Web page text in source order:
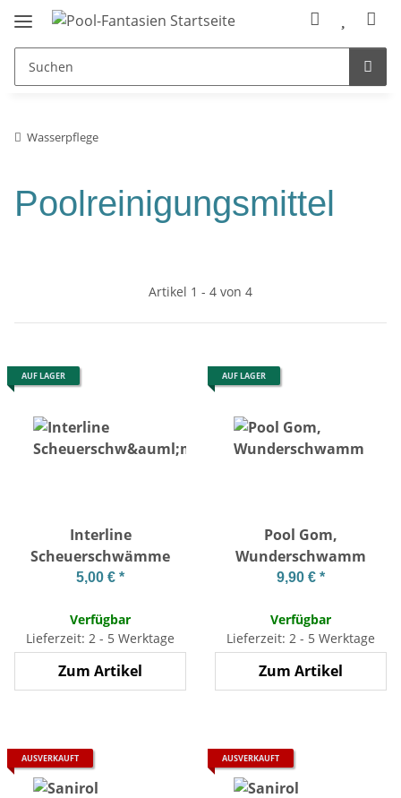
Wasserpflege
Poolreinigungsmittel
Artikel 1 - 4 von 4
AUF LAGER
Interline
Scheuerschwämme
5,00 € *
Verfügbar
Lieferzeit: 2 - 5 Werktage
Zum Artikel
AUF LAGER
Pool Gom,
Wunderschwamm
9,90 € *
Verfügbar
Lieferzeit: 2 - 5 Werktage
Zum Artikel
AUSVERKAUFT AUSVERKAUFT